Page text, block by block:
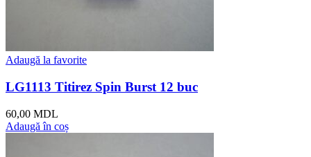
Adaugă la favorite
LG1113 Titirez Spin Burst 12 buc
60,00 MDL
Adaugă în coș